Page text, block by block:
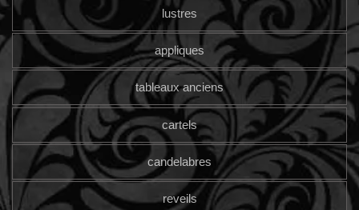
lustres
appliques
tableaux anciens
cartels
candelabres
reveils